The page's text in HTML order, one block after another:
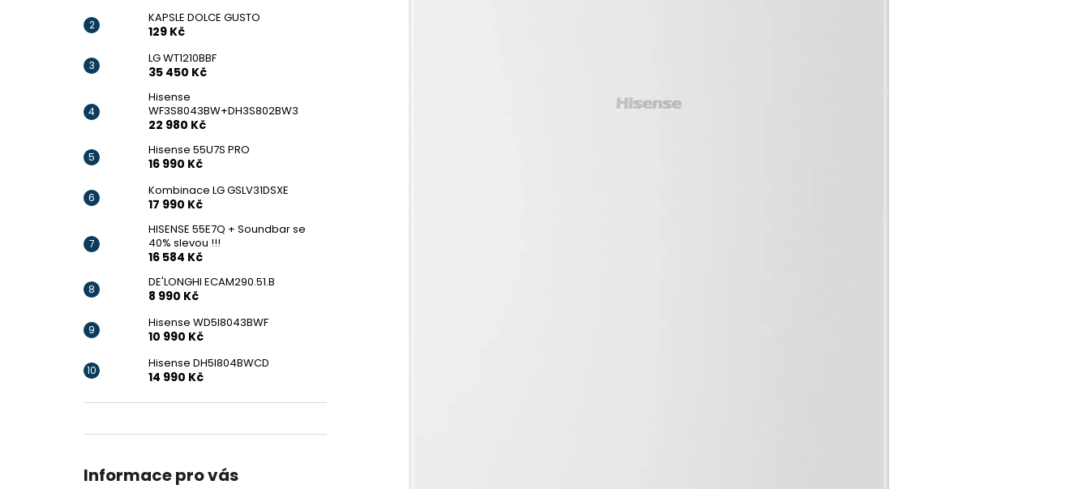
KAPSLE DOLCE GUSTO
129 Kč
LG WT1210BBF
35 450 Kč
Hisense
WF3S8043BW+DH3S802BW3
22 980 Kč
Hisense 55U7S PRO
16 990 Kč
Kombinace LG GSLV31DSXE
17 990 Kč
HISENSE 55E7Q + Soundbar se
40% slevou !!!
16 584 Kč
DE'LONGHI ECAM290.51.B
8 990 Kč
Hisense WD5I8043BWF
10 990 Kč
Hisense DH5I804BWCD
14 990 Kč
Informace pro vás